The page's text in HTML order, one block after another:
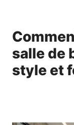
contenu
salle de
style et